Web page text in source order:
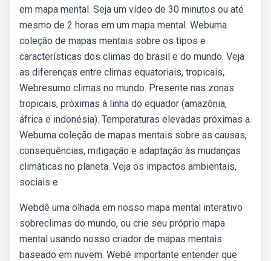
em mapa mental. Seja um vídeo de 30 minutos ou até
mesmo de 2 horas em um mapa mental. Webuma
coleção de mapas mentais sobre os tipos e
características dos climas do brasil e do mundo. Veja
as diferenças entre climas equatoriais, tropicais,.
Webresumo climas no mundo. Presente nas zonas
tropicais, próximas à linha do equador (amazônia,
áfrica e indonésia). Temperaturas elevadas próximas a.
Webuma coleção de mapas mentais sobre as causas,
consequências, mitigação e adaptação às mudanças
climáticas no planeta. Veja os impactos ambientais,
sociais e.
Webdê uma olhada em nosso mapa mental interativo
sobreclimas do mundo, ou crie seu próprio mapa
mental usando nosso criador de mapas mentais
baseado em nuvem. Webé importante entender que